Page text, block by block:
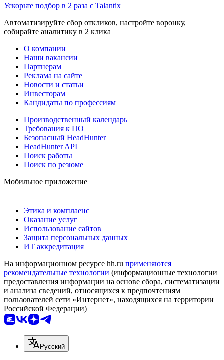
Ускорьте подбор в 2 раза с Talantix
Автоматизируйте сбор откликов, настройте воронку,
собирайте аналитику в 2 клика
О компании
Наши вакансии
Партнерам
Реклама на сайте
Новости и статьи
Инвесторам
Кандидаты по профессиям
Производственный календарь
Требования к ПО
Безопасный HeadHunter
HeadHunter API
Поиск работы
Поиск по резюме
Мобильное приложение
Этика и комплаенс
Оказание услуг
Использование сайтов
Защита персональных данных
ИТ аккредитация
На информационном ресурсе hh.ru применяются
рекомендательные технологии (информационные технологии
предоставления информации на основе сбора, систематизации
и анализа сведений, относящихся к предпочтениям
пользователей сети «Интернет», находящихся на территории
Российской Федерации)
Русский